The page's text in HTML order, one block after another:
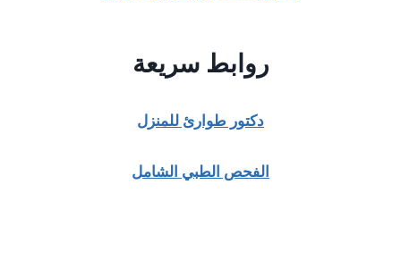
روابط سريعة
دكتور طوارئ للمنزل
الفحص الطبي الشامل